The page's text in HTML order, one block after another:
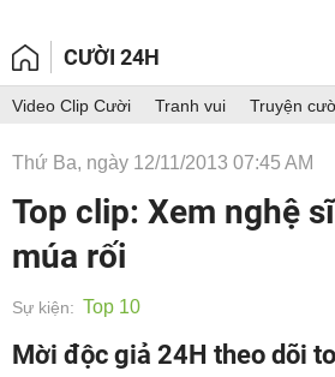
CƯỜI 24H
Video Clip Cười Tranh vui Truyện
Thứ Ba, ngày 12/11/2013 07:45 AM
Top clip: Xem nghệ
múa rối
Sự kiện: Top 10
Mời độc giả 24H theo dõi